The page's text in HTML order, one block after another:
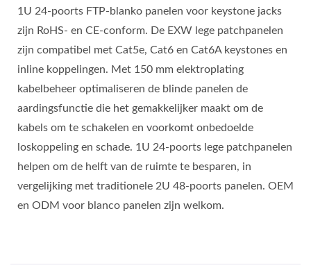
1U 24-poorts FTP-blanko panelen voor keystone jacks
zijn RoHS- en CE-conform. De EXW lege patchpanelen
zijn compatibel met Cat5e, Cat6 en Cat6A keystones en
inline koppelingen. Met 150 mm elektroplating
kabelbeheer optimaliseren de blinde panelen de
aardingsfunctie die het gemakkelijker maakt om de
kabels om te schakelen en voorkomt onbedoelde
loskoppeling en schade. 1U 24-poorts lege patchpanelen
helpen om de helft van de ruimte te besparen, in
vergelijking met traditionele 2U 48-poorts panelen. OEM
en ODM voor blanco panelen zijn welkom.